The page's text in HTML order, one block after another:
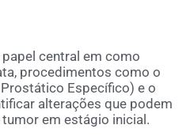
central em como
procedimentos como o
Específico) e o
alterações que podem
em estágio inicial.